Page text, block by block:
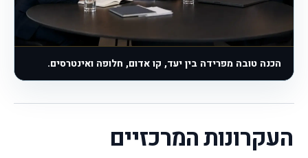
הכנה טובה מפרידה בין יעד, קו אדום, חלופה ואינטרסים.
העקרונות המרכזיים